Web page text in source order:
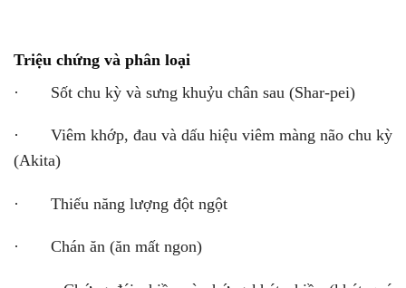
Triệu chứng và phân loại
· Sốt chu kỳ và sưng khuỷu chân sau (Shar-pei)
· Viêm khớp, đau và dấu hiệu viêm màng não chu kỳ
(Akita)
· Thiếu năng lượng đột ngột
· Chán ăn (ăn mất ngon)